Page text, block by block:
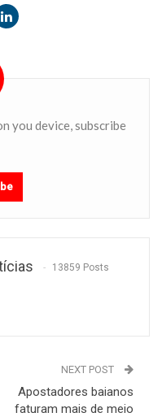
you device, subscribe
13859 Posts
NEXT POST
Apostadores baianos
faturam mais de meio